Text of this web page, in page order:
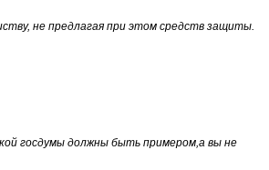
не предлагая при этом средств защиты.
госдумы должны быть примером,а вы не